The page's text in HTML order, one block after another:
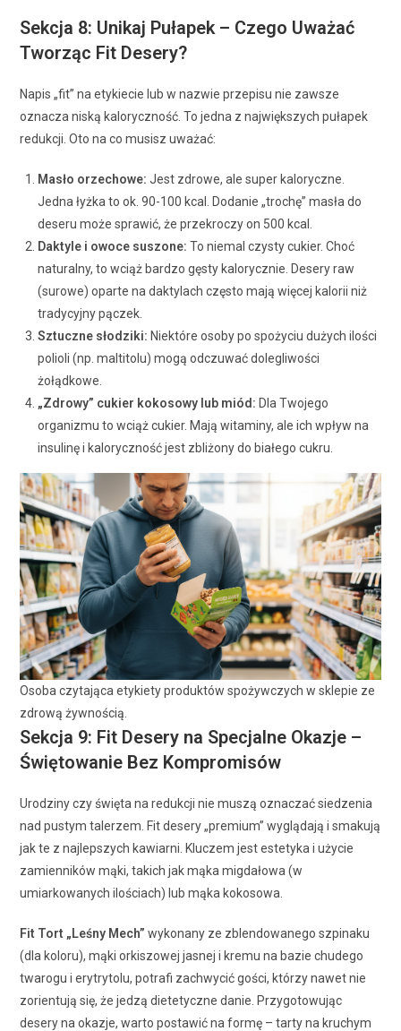
Sekcja 8: Unikaj Pułapek – Czego Uważać
Tworząc Fit Desery?
Napis „fit” na etykiecie lub w nazwie przepisu nie zawsze
oznacza niską kaloryczność. To jedna z największych pułapek
redukcji. Oto na co musisz uważać:
Masło orzechowe: Jest zdrowe, ale super kaloryczne.
Jedna łyżka to ok. 90-100 kcal. Dodanie „trochę” masła do
deseru może sprawić, że przekroczy on 500 kcal.
Daktyle i owoce suszone: To niemal czysty cukier. Choć
naturalny, to wciąż bardzo gęsty kalorycznie. Desery raw
(surowe) oparte na daktylach często mają więcej kalorii niż
tradycyjny pączek.
Sztuczne słodziki: Niektóre osoby po spożyciu dużych ilości
polioli (np. maltitolu) mogą odczuwać dolegliwości
żołądkowe.
„Zdrowy” cukier kokosowy lub miód: Dla Twojego
organizmu to wciąż cukier. Mają witaminy, ale ich wpływ na
insulinę i kaloryczność jest zbliżony do białego cukru.
Osoba czytająca etykiety produktów spożywczych w sklepie ze
zdrową żywnością.
Sekcja 9: Fit Desery na Specjalne Okazje –
Świętowanie Bez Kompromisów
Urodziny czy święta na redukcji nie muszą oznaczać siedzenia
nad pustym talerzem. Fit desery „premium” wyglądają i smakują
jak te z najlepszych kawiarni. Kluczem jest estetyka i użycie
zamienników mąki, takich jak mąka migdałowa (w
umiarkowanych ilościach) lub mąka kokosowa.
Fit Tort „Leśny Mech” wykonany ze zblendowanego szpinaku
(dla koloru), mąki orkiszowej jasnej i kremu na bazie chudego
twarogu i erytrytolu, potrafi zachwycić gości, którzy nawet nie
zorientują się, że jedzą dietetyczne danie. Przygotowując
desery na okazje, warto postawić na formę – tarty na kruchym